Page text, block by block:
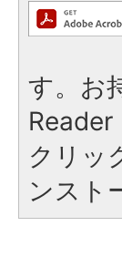
す。お
クリッ
ンスト